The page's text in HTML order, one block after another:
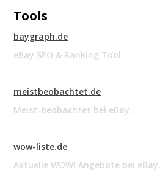
Tools
baygraph.de
eBay SEO & Ranking Tool
meistbeobachtet.de
Meist-beobachtet bei eBay.
wow-liste.de
Aktuelle WOW! Angebote bei eBay.